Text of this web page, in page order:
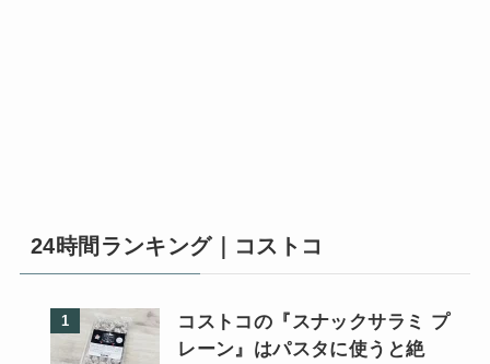
24時間ランキング｜コストコ
コストコの『スナックサラミ プ
レーン』はパスタに使うと絶